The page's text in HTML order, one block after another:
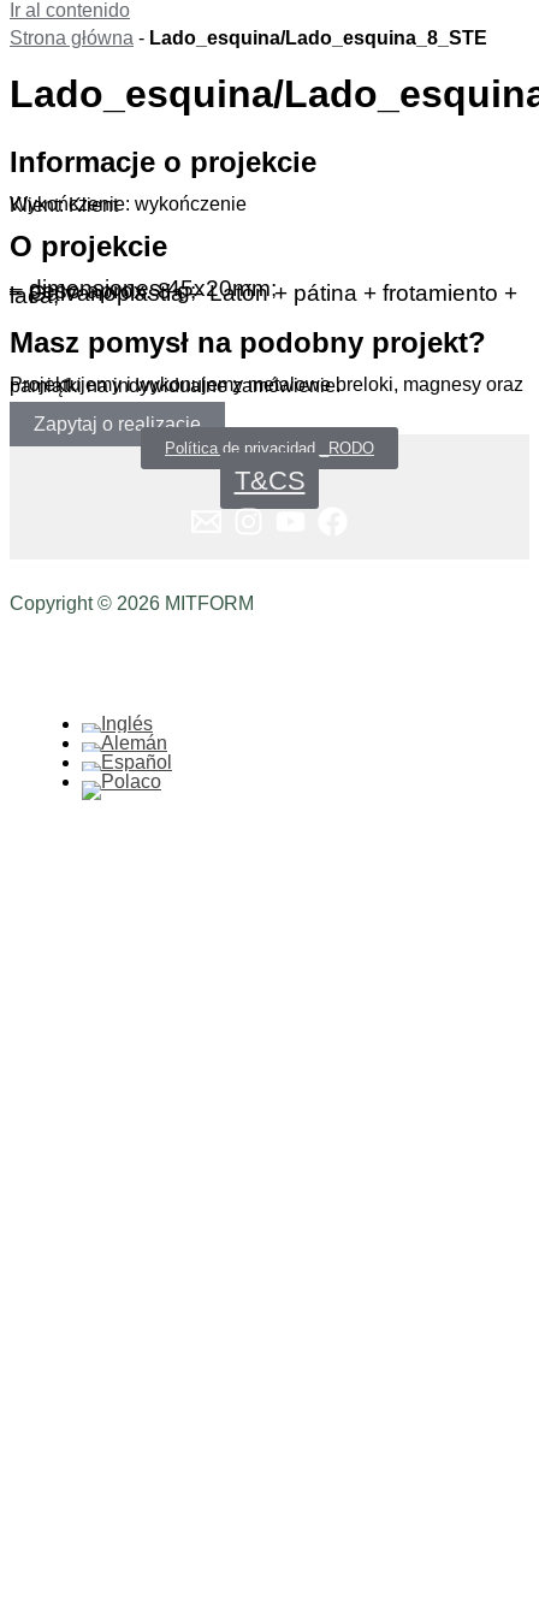
Ir al contenido
Strona główna - Lado_esquina/Lado_esquina_8_STE
Lado_esquina/
Informacje o projekcie
Wykończenie: wykończenie
Klient: Klient
O projekcie
– dimensiones 45x20mm;
– peso aprox. 8 g;
– Galvanoplastia – Latón + pátina + frotamiento + laca;
Masz pomysł na podobny projekt?
Projektujemy i wykonujemy metalowe breloki, magnesy oraz pamiątki na indywidualne zamówienie.
Zapytaj o realizację
Política de privacidad _RODO
T&CS
Copyright © 2026 MITFORM